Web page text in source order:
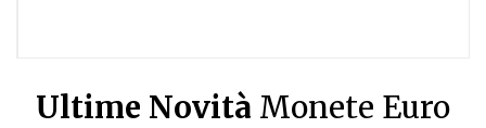
Ultime Novità Monete Euro